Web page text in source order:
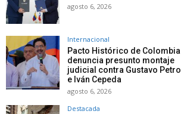
agosto 6, 2026
Internacional
Pacto Histórico de Colombia
denuncia presunto montaje
judicial contra Gustavo Petro
e Iván Cepeda
agosto 6, 2026
Destacada